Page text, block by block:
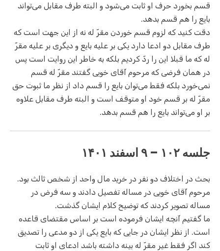
قسم بخورد حرف او ثابت می‌شود و البته طرف مقابل می‌تواند
بایع را هم قسم بدهد.
دقت کنید که لزوم قسم خوردن مقرّ له نه از این جهت است که
طرف مقابل دو ادعا دارد یکی بر علیه بایع و دیگری بر علیه مقرّ
له که ما قبلا این را ردّ کردیم بلکه به خاطر این روایت است پس
در همان فرضی که مرحوم آقای خویی گفتند مقرّ له قسم
نمی‌خورد بلکه فقط می‌توان بایع را قسم داد از نظر ما ثبوت حق
مقرّ له بر قسم خود او متوقف است و البته طرف مقابل علاوه
بر او می‌تواند بایع را هم قسم بدهد.
جلسه ۱۰۲ – ۹ اسفند ۱۴۰۱
بحث در اختلاف دو نفر در خرید مال واحد از شخص ثالث بود.
مرحوم آقای خویی در مساله تفصیل دادند و سه فرض در
مساله تصویر کردند که توضیح کلام ایشان گذشت.
ما گفتیم آنچه ایشان فرموده است بر اساس مقتضای قاعده
است. از نظر ایشان در جایی که بایع یکی از دو مدعی را تصدیق
کند اگر فقط غیر مقرّ له بینه داشته باشد ادعای او ثابت